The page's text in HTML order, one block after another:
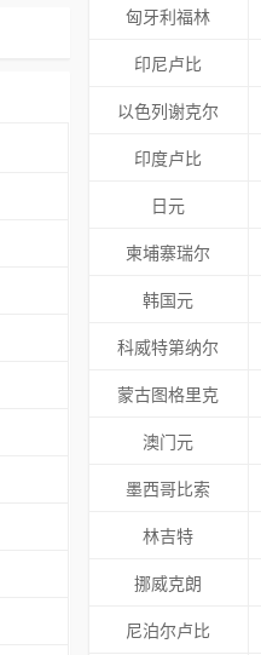
匈牙利福林
印尼卢比
以色列谢克尔
印度卢比
日元
柬埔寨瑞尔
韩国元
科威特第纳尔
蒙古图格里克
澳门元
墨西哥比索
林吉特
挪威克朗
尼泊尔卢比